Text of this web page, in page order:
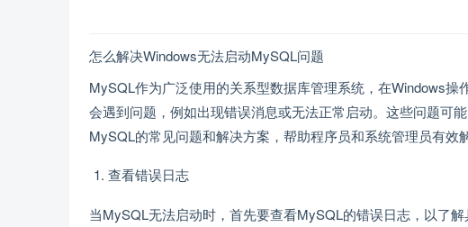
怎么解决Windows无法启动MySQL问题
MySQL作为广泛使用的关系型数据库管理系统，在Windows
会遇到问题，例如出现错误消息或无法正常启动。这些问题可
MySQL的常见问题和解决方案，帮助程序员和系统管理员有效
查看错误日志
当MySQL无法启动时，首先要查看MySQL的错误日志，以了